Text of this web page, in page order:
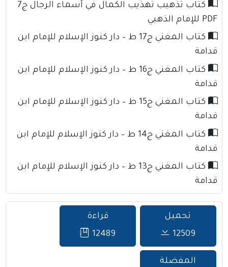
كتاب تذهيب تهذيب الكمال في أسماء الرجال ج7
PDF للإمام الذهبي
كتاب المغني ج17 ط – دار كنوز الإسلام للإمام ابن
قدامة
كتاب المغني ج16 ط – دار كنوز الإسلام للإمام ابن
قدامة
كتاب المغني ج15 ط – دار كنوز الإسلام للإمام ابن
قدامة
كتاب المغني ج14 ط – دار كنوز الإسلام للإمام ابن
قدامة
كتاب المغني ج13 ط – دار كنوز الإسلام للإمام ابن
قدامة
تحميل
12509
قراءة
12489
المفضلة